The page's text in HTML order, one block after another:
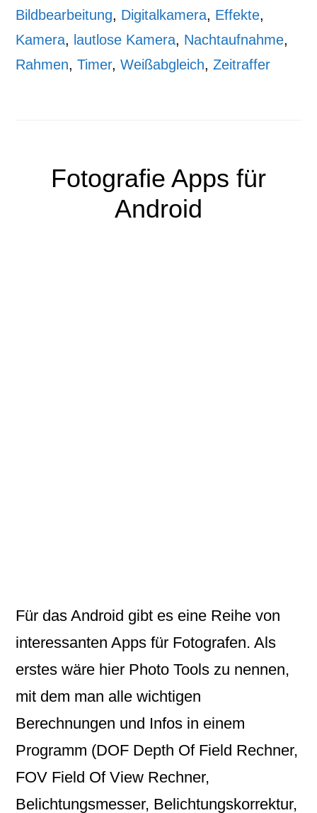
Bildbearbeitung, Digitalkamera, Effekte,
Kamera, lautlose Kamera, Nachtaufnahme,
Rahmen,Timer,Weißabgleich,Zeitraffer
Fotografie Apps für
Android
Für das Android gibt es eine Reihe von
interessanten Apps für Fotografen. Als
erstes wäre hier Photo Tools zu nennen,
mit dem man alle wichtigen
Berechnungen und Infos in einem
Programm (DOF Depth Of Field Rechner,
FOV Field Of View Rechner,
Belichtungsmesser, Belichtungskorrektur,